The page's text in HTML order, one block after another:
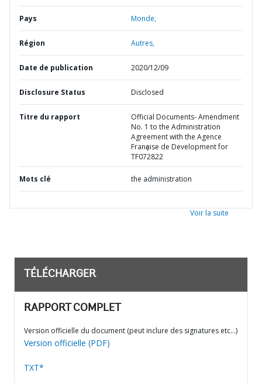
Pays Monde,
Région Autres,
Date de publication 2020/12/09
Disclosure Status Disclosed
Titre du rapport
Official Documents- Amendment
No. 1 to the Administration
Agreement with the Agence
Franҫaise de Development for
TF072822
Mots clé the administration
Voir la suite
TÉLÉCHARGER
RAPPORT COMPLET
Version officielle du document (peut inclure des signatures etc…)
Version officielle (PDF)
TXT*